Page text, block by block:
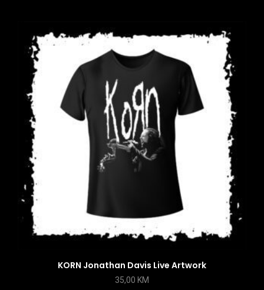
KORN Jonathan Davis Live Artwork
35,00 KM